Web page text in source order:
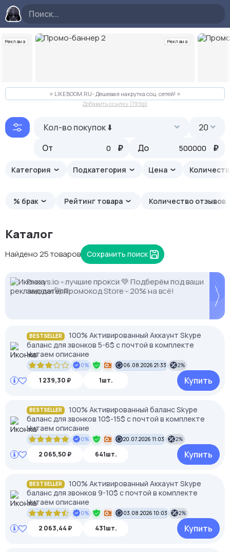
Реклама Реклама
Слайд 2 из 10
⭐️ LIKEBOOM.RU- Дешевая накрутка соц. сетей! ⭐️
Добавить ссылку (199p)
Кол-во покупок ⬇️
От
₽ До ₽
20
Категория Подкатегория Цена
% брак Рейтинг товара Количество отзывов
Каталог
Найдено 25 товаров Сохранить поиск
NodeMaven: высокий IP Score и чистые IP без
банов. Скидка 35% по STEALTH35
Proxys.io - лучшие прокси 💚 Подберём под ваши
задачи 🚀 Промокод Store - 20% на всё!
BESTSELLER
100% Активированный Аккаунт Skype
баланс для звонков 5-6$ с почтой в комплекте
Читаем описание
0% 06.08.2026 21:33 2%
1 239,30 ₽ 1шт. Купить
BESTSELLER
100% Активированный баланс Skype
баланс для звонков 10$-15$ с почтой в комплекте
Читаем описание
0% 20.07.2026 11:03 2%
2 065,50 ₽ 641шт. Купить
BESTSELLER
100% Активированный Аккаунт Skype
баланс для звонков 9-10$ с почтой в комплекте
Читаем описание
0% 03.08.2026 10:03 2%
2 063,44 ₽ 431шт. Купить